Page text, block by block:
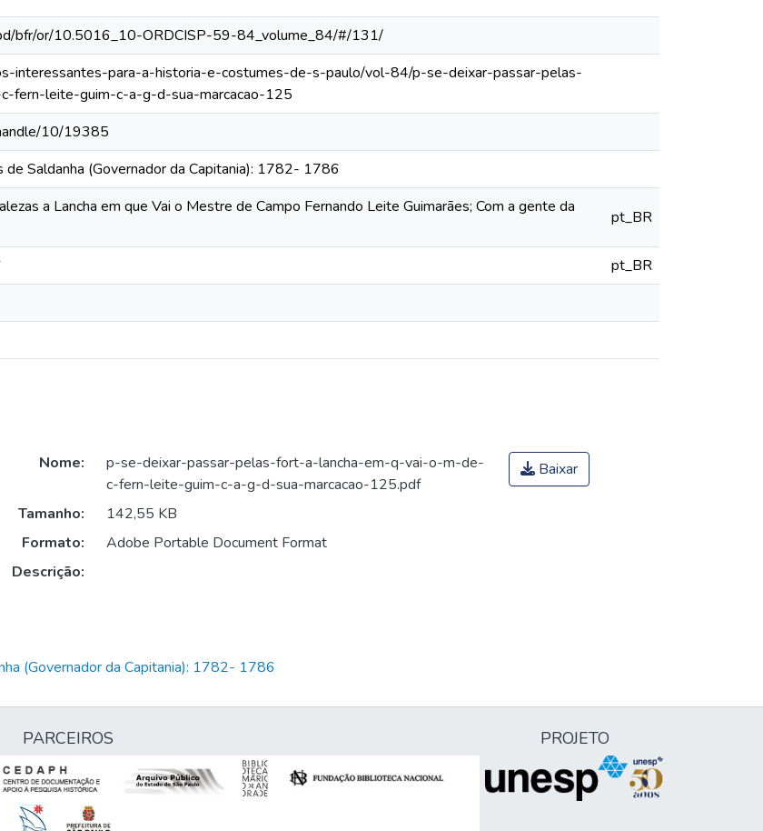
bfr/or/10.5016_10-ORDCISP-59-84_volume_84/#/131/
interessantes-para-a-historia-e-costumes-de-s-paulo/vol-84/p-se-deixar-passar-pelas-
fern-leite-guim-c-a-g-d-sua-marcacao-125
10/19385
Saldanha (Governador da Capitania): 1782- 1786
a Lancha em que Vai o Mestre de Campo Fernando Leite Guimarães; Com a gente da
pt_BR
pt_BR
Nome:
p-se-deixar-passar-pelas-fort-a-lancha-em-q-vai-o-m-de-
c-fern-leite-guim-c-a-g-d-sua-marcacao-125.pdf
Tamanho:
142,55 KB
Formato:
Adobe Portable Document Format
Descrição:
Baixar
(Governador da Capitania): 1782- 1786
PARCEIROS PROJETO